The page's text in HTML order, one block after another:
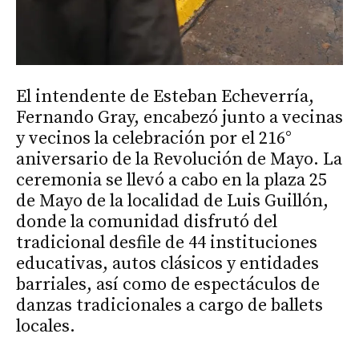
El intendente de Esteban Echeverría,
Fernando Gray, encabezó junto a vecinas
y vecinos la celebración por el 216°
aniversario de la Revolución de Mayo. La
ceremonia se llevó a cabo en la plaza 25
de Mayo de la localidad de Luis Guillón,
donde la comunidad disfrutó del
tradicional desfile de 44 instituciones
educativas, autos clásicos y entidades
barriales, así como de espectáculos de
danzas tradicionales a cargo de ballets
locales.